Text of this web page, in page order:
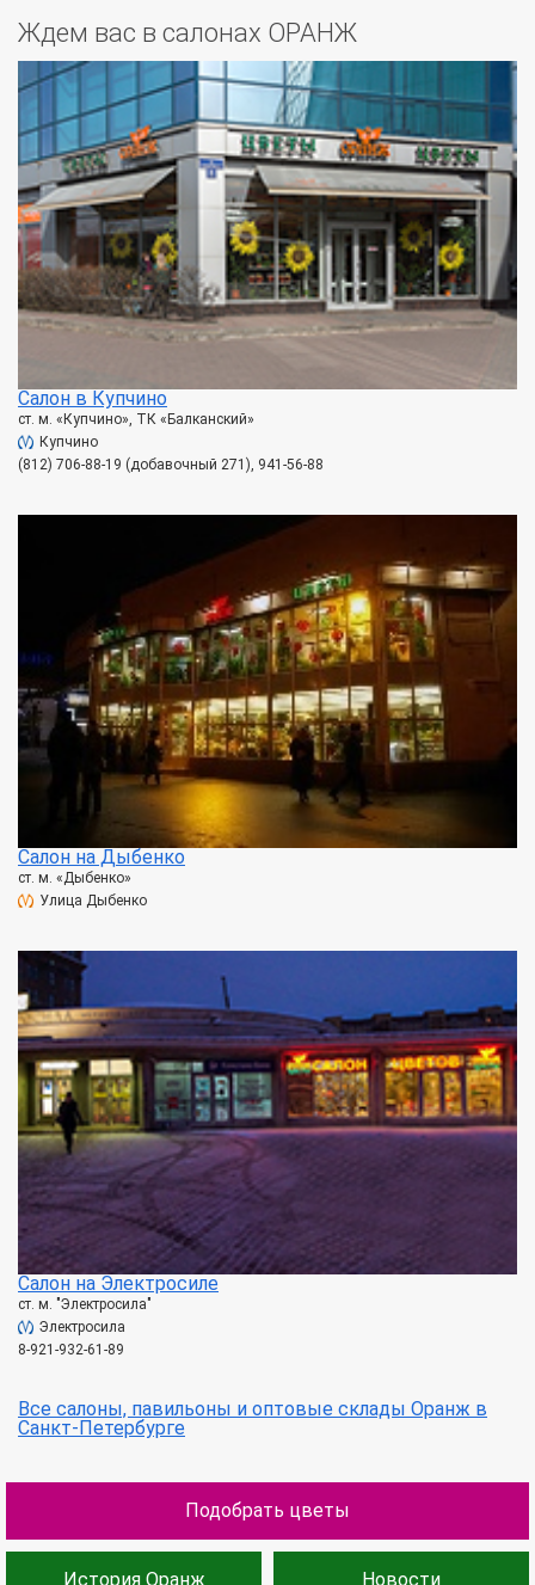
Ждем вас в салонах ОРАНЖ
Салон в Купчино
ст. м. «Купчино», ТК «Балканский»
Купчино
(812) 706-88-19 (добавочный 271), 941-56-88
Салон на Дыбенко
ст. м. «Дыбенко»
Улица Дыбенко
Салон на Электросиле
ст. м. "Электросила"
Электросила
8-921-932-61-89
Все салоны, павильоны и оптовые склады Оранж в
Санкт-Петербурге
Подобрать цветы
История Оранж Новости